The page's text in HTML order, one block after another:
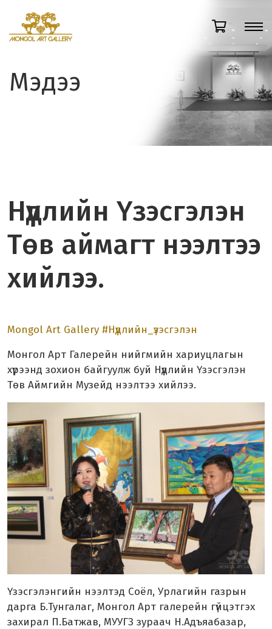
Мэдээ
Нүүдлийн Үзэсгэлэн
Төв аймагт нээлтээ
хийлээ.
Mongol Art Gallery #Нүүдлийн_үзэсгэлэн
Монгол Арт Галерейн нийгмийн хариуцлагын
хүрээнд зохион байгуулж буй Нүүдлийн Үзэсгэлэн
Төв Аймгийн Музейд нээлтээ хийлээ.
Үзэсгэлэнгийн нээлтэд Соёл, Урлагийн газрын
дарга Б.Тунгалаг, Монгол Арт галерейн гүйцэтгэх
захирал П.Батжав, МУУГЗ зураач Н.Адъяабазар,